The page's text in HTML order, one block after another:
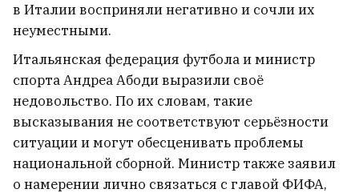
в Италии восприняли негативно и сочли их
неуместными.
Итальянская федерация футбола и министр
спорта Андреа Абоди выразили своё
недовольство. По их словам, такие
высказывания не соответствуют серьёзности
ситуации и могут обесценивать проблемы
национальной сборной. Министр также заявил
о намерении лично связаться с главой ФИФА,